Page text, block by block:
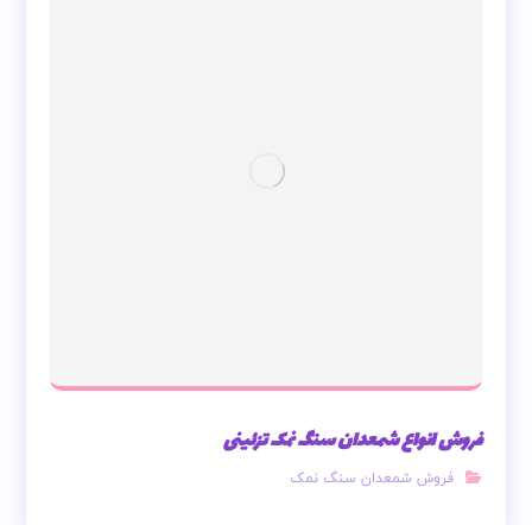
فروش انواع شمعدان سنگ نمک تزئینی
فروش شمعدان سنگ نمک